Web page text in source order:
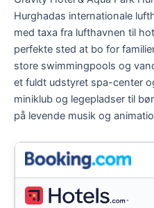
Hurghadas internationale
med taxa fra lufthavnen til
perfekte sted at bo for
store swimmingpools og
et fuldt udstyret spa-center
miniklub og legepladser til
på levende musik og